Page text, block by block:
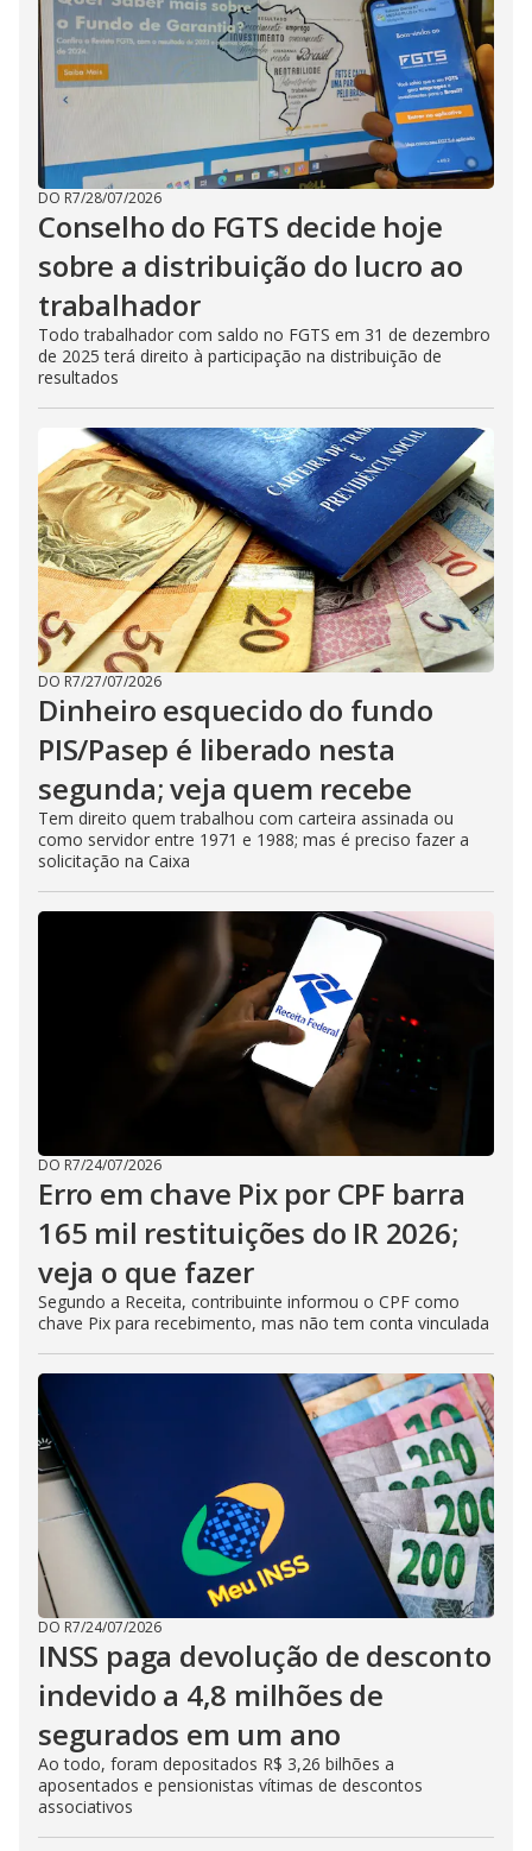
DO R7/28/07/2026
Conselho do FGTS decide hoje
sobre a distribuição do lucro ao
trabalhador
Todo trabalhador com saldo no FGTS em 31 de dezembro
de 2025 terá direito à participação na distribuição de
resultados
DO R7/27/07/2026
Dinheiro esquecido do fundo
PIS/Pasep é liberado nesta
segunda; veja quem recebe
Tem direito quem trabalhou com carteira assinada ou
como servidor entre 1971 e 1988; mas é preciso fazer a
solicitação na Caixa
DO R7/24/07/2026
Erro em chave Pix por CPF barra
165 mil restituições do IR 2026;
veja o que fazer
Segundo a Receita, contribuinte informou o CPF como
chave Pix para recebimento, mas não tem conta vinculada
DO R7/24/07/2026
INSS paga devolução de desconto
indevido a 4,8 milhões de
segurados em um ano
Ao todo, foram depositados R$ 3,26 bilhões a
aposentados e pensionistas vítimas de descontos
associativos